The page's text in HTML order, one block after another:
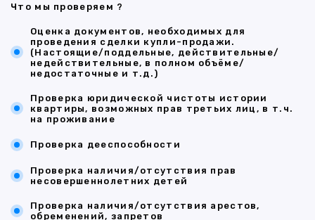
Что мы проверяем ?
Оценка документов, необходимых для
проведения сделки купли-продажи.
(Настоящие/поддельные, действительные/
недействительные, в полном объёме/
недостаточные и т.д.)
Проверка юридической чистоты истории
квартиры, возможных прав третьих лиц, в т.ч.
на проживание
Проверка дееспособности
Проверка наличия/отсутствия прав
несовершеннолетних детей
Проверка наличия/отсутствия арестов,
обременений, запретов